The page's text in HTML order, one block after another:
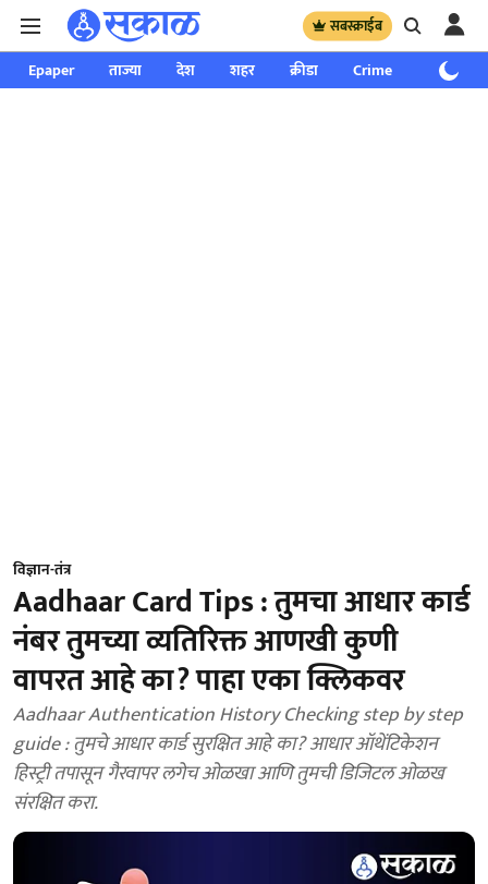
सबस्क्राईब
Epaper ताज्या देश शहर क्रीडा Crime साप्ताहिक
विज्ञान-तंत्र
Aadhaar Card Tips : तुमचा आधार कार्ड
नंबर तुमच्या व्यतिरिक्त आणखी कुणी
वापरत आहे का? पाहा एका क्लिकवर
Aadhaar Authentication History Checking step by step
guide : तुमचे आधार कार्ड सुरक्षित आहे का? आधार ऑथेंटिकेशन
हिस्ट्री तपासून गैरवापर लगेच ओळखा आणि तुमची डिजिटल ओळख
संरक्षित करा.